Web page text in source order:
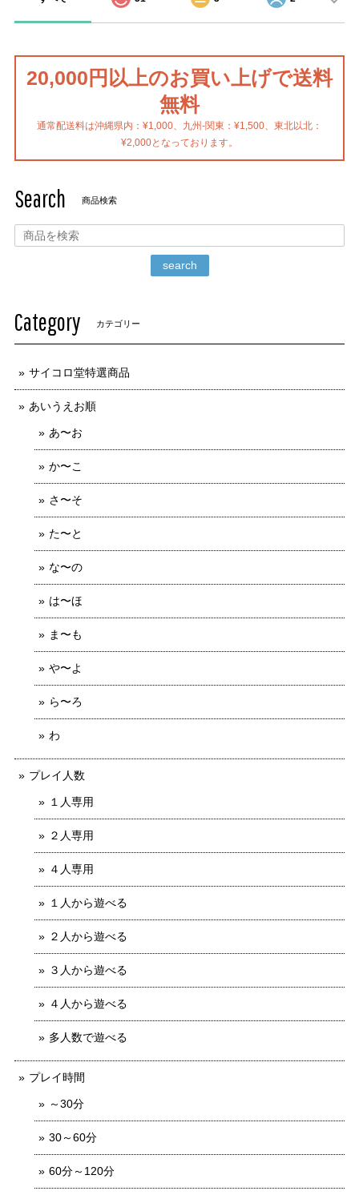
20,000円以上のお買い上げで送料
無料
通常配送料は沖縄県内：¥1,000、九州-関東：¥1,500、東北以北：
¥2,000となっております。
Search 商品検索
search
Category カテゴリー
サイコロ堂特選商品
あいうえお順
あ〜お
か〜こ
さ〜そ
た〜と
な〜の
は〜ほ
ま〜も
や〜よ
ら〜ろ
わ
プレイ人数
１人専用
２人専用
４人専用
１人から遊べる
２人から遊べる
３人から遊べる
４人から遊べる
多人数で遊べる
プレイ時間
～30分
30～60分
60分～120分